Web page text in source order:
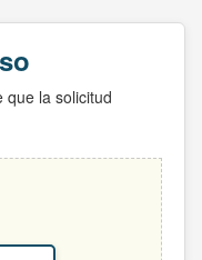
que la solicitud